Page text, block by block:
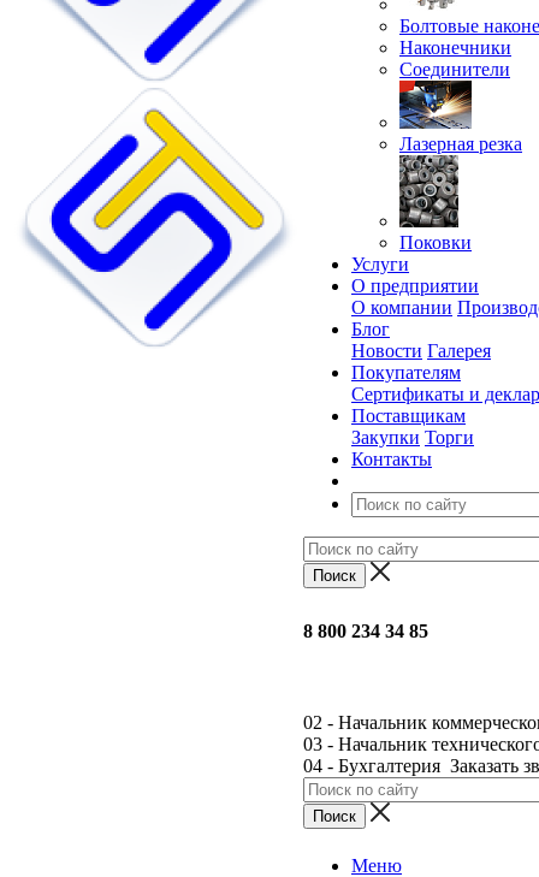
Болтовые
Наконечники
Соединители
Лазерная резка
Поковки
Услуги
О предприятии
О компании
Блог
Новости Галерея
Покупателям
Сертификаты и
Поставщикам
Закупки Торги
Контакты
8 800 234 34 85
02 - Начальник
03 - Начальник
04 - Бухгалтерия Заказать
Меню